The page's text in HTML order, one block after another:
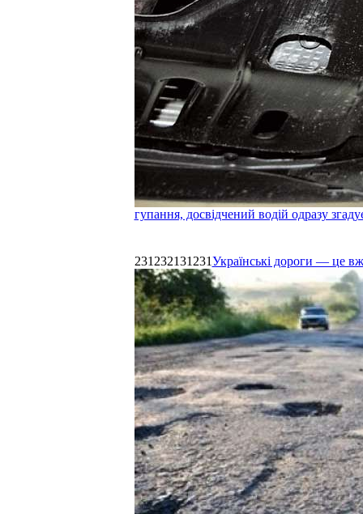
гупання, досвідчений водій одразу
231232131231Українські дороги — це